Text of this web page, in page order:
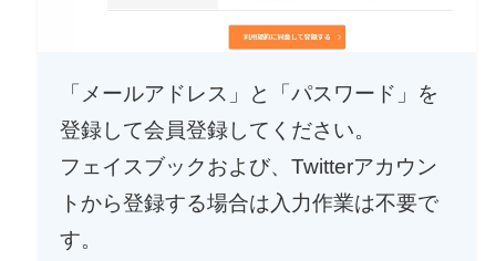
「メールアドレス」と「パスワード」を
登録して会員登録してください。
フェイスブックおよび、Twitterアカウン
トから登録する場合は入力作業は不要で
す。